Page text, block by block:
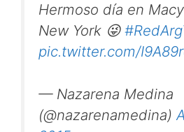
Hermoso día en
New York 😜
pic.twitter.com/
— Nazarena Medina
(@nazarenamedina)